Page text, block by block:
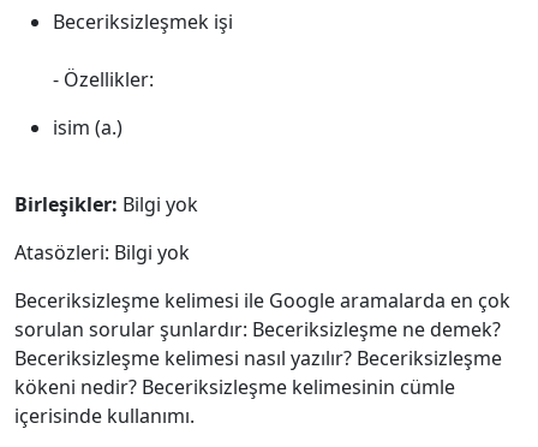
Beceriksizleşmek işi
- Özellikler:
isim (a.)
Birleşikler: Bilgi yok
Atasözleri: Bilgi yok
Beceriksizleşme kelimesi ile Google aramalarda en çok
sorulan sorular şunlardır: Beceriksizleşme ne demek?
Beceriksizleşme kelimesi nasıl yazılır? Beceriksizleşme
kökeni nedir? Beceriksizleşme kelimesinin cümle
içerisinde kullanımı.